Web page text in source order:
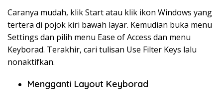
Caranya mudah, klik Start atau klik ikon Windows yang
tertera di pojok kiri bawah layar. Kemudian buka menu
Settings dan pilih menu Ease of Access dan menu
Keyborad. Terakhir, cari tulisan Use Filter Keys lalu
nonaktifkan.
Mengganti Layout Keyborad